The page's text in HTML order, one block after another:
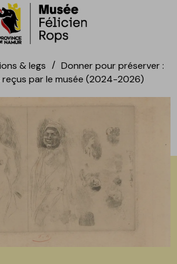
au contenu
au contenu
& legs
Donner pour préserver :
reçus par le musée (2024-2026)